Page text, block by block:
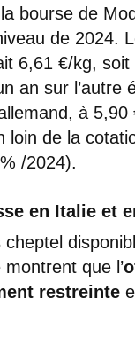
bourse de
de 2024.
6,61 €/kg, soit
an sur l’autre
à 5,90
loin de la
/2024).
en Italie et
cheptel
que l’
restreinte